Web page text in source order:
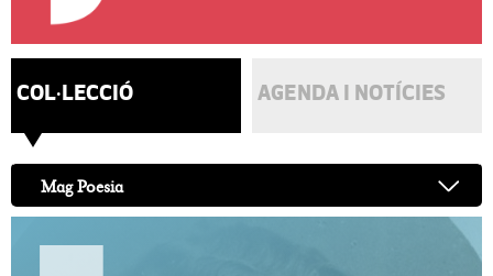
COL·LECCIÓ AGENDA I NOTÍCIES
Mag Poesia